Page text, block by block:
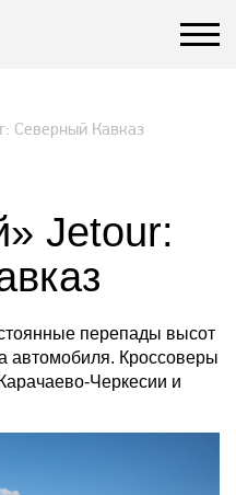
Северный Кавказ
Jetour:
перепады высот
автомобиля. Кроссоверы
Черкесии и